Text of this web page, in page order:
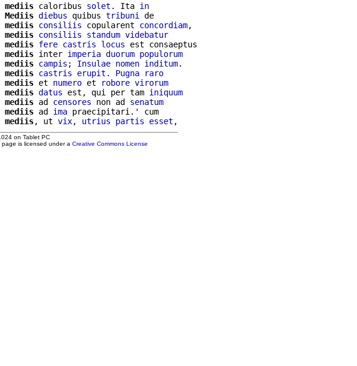
mediis caloribus solet . Ita in
Mediis diebus quibus tribuni
de
mediis consiliis copularent concordiam,
mediis consiliis standum videbatur
mediis fere castris locus est consaeptus
mediis inter imperia duorum populorum
mediis campis ; Insulae nomen inditum.
mediis castris erupit . Pugna
raro
mediis et numero et robore virorum
mediis datus est, qui per tam iniquum
mediis ad censores non ad senatum
mediis ad ima praecipitari.' cum
mediis, ut vix, utrius partis esset
on Tablet PC
is licensed under a Creative Commons License